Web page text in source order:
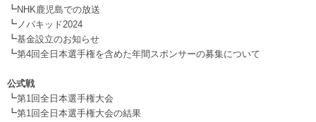
┗NHK鹿児島での放送
┗ ノバキッド2024
┗基金設立のお知らせ
┗第4回全日本選手権を含めた年間スポンサーの募集について
公式戦
┗第1回全日本選手権大会
┗第1回全日本選手権大会の結果